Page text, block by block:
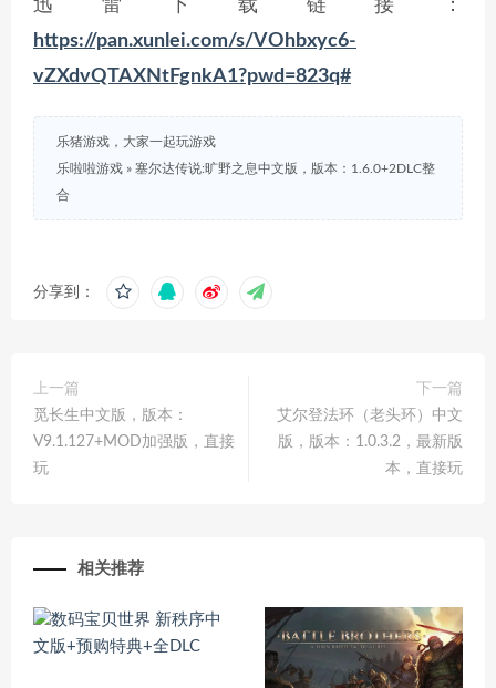
迅雷下载 链接：
https://pan.xunlei.com/s/VOhbxyc6-
vZXdvQTAXNtFgnkA1?pwd=823q#
乐猪游戏，大家一起玩游戏
乐啦啦游戏 » 塞尔达传说:旷野之息中文版，版本：1.6.0+2DLC整
合
分享到：
上一篇
觅长生中文版，版本：
V9.1.127+MOD加强版，直接
玩
下一篇
艾尔登法环（老头环）中文
版，版本：1.0.3.2，最新版
本，直接玩
相关推荐